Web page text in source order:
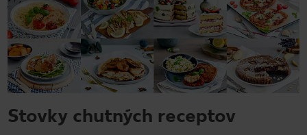
Stovky chutných receptov